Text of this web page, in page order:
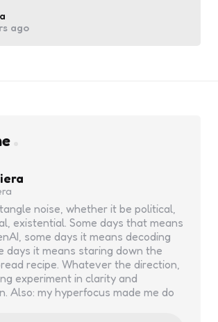
ago
noise, whether it be political,
existential. Some days that means
some days it means decoding
days it means staring down the
recipe. Whatever the direction,
experiment in clarity and
Also: my hyperfocus made me do